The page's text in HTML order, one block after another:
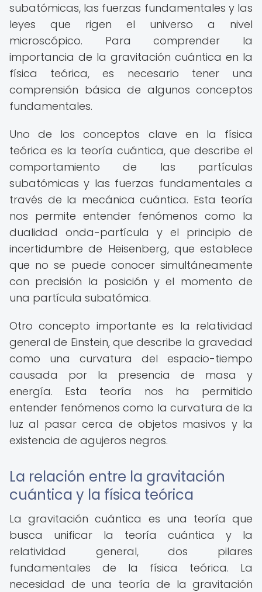
subatómicas, las fuerzas fundamentales y las
leyes que rigen el universo a nivel
microscópico. Para comprender la
importancia de la gravitación cuántica en la
física teórica, es necesario tener una
comprensión básica de algunos conceptos
fundamentales.
Uno de los conceptos clave en la física
teórica es la teoría cuántica, que describe el
comportamiento de las partículas
subatómicas y las fuerzas fundamentales a
través de la mecánica cuántica. Esta teoría
nos permite entender fenómenos como la
dualidad onda-partícula y el principio de
incertidumbre de Heisenberg, que establece
que no se puede conocer simultáneamente
con precisión la posición y el momento de
una partícula subatómica.
Otro concepto importante es la relatividad
general de Einstein, que describe la gravedad
como una curvatura del espacio-tiempo
causada por la presencia de masa y
energía. Esta teoría nos ha permitido
entender fenómenos como la curvatura de la
luz al pasar cerca de objetos masivos y la
existencia de agujeros negros.
La relación entre la gravitación
cuántica y la física teórica
La gravitación cuántica es una teoría que
busca unificar la teoría cuántica y la
relatividad general, dos pilares
fundamentales de la física teórica. La
necesidad de una teoría de la gravitación